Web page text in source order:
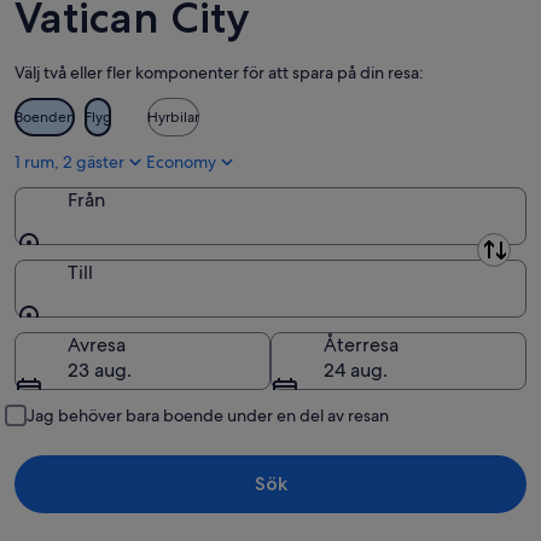
Vatican City
Välj två eller fler komponenter för att spara på din resa:
Boenden Flyg Hyrbilar
1 rum, 2 gäster Economy
Från
Från
Till
Till
Avresa
23 aug.
Återresa
24 aug.
Jag behöver bara boende under en del av resan
Sök